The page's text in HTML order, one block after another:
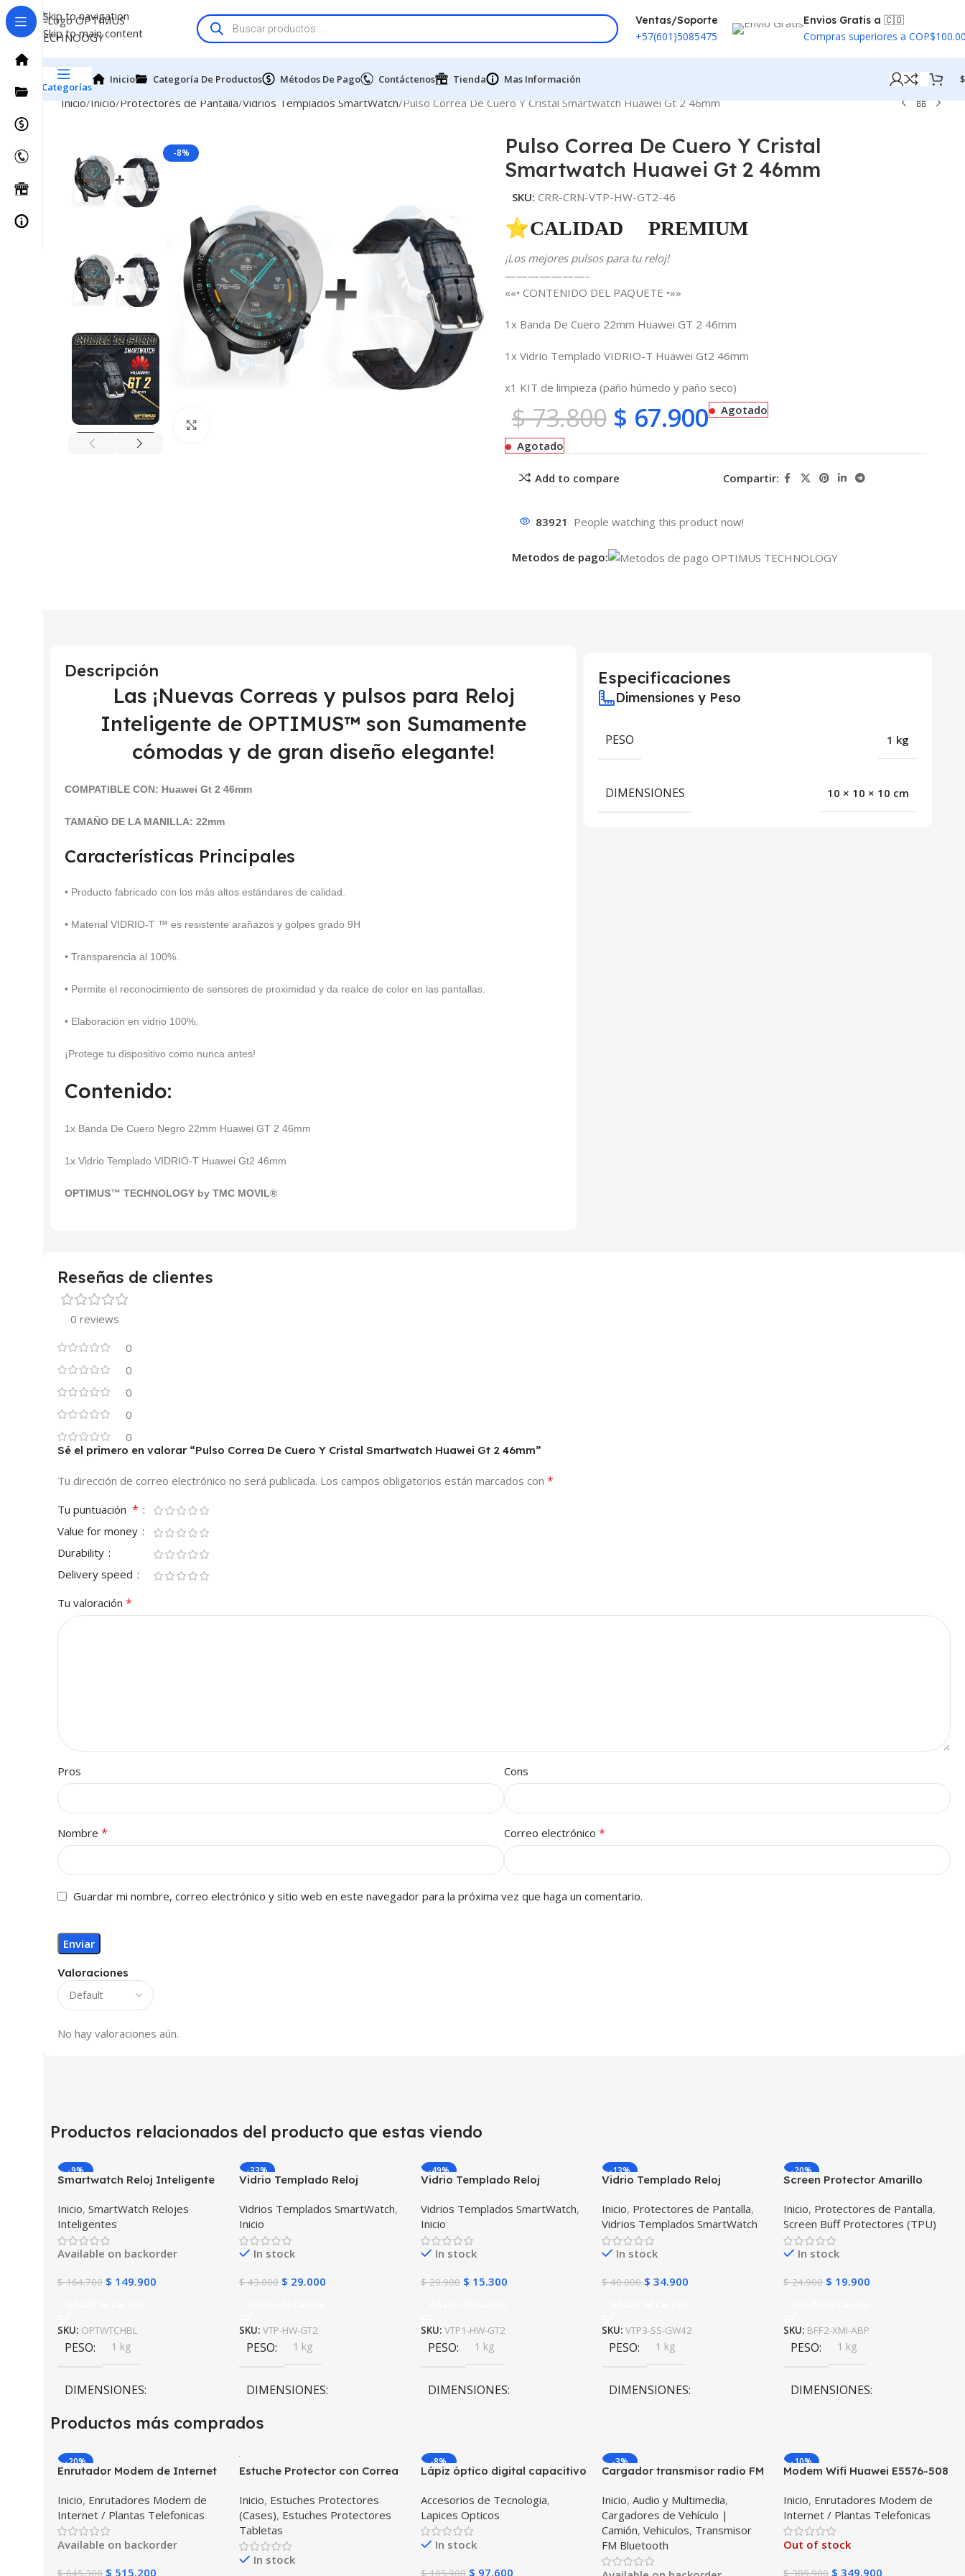
Skip to navigation
Skip to main content
Ventas/Soporte
+57(601)5085475
Envios Gratis a 🇨🇴
Compras superiores a
Categorías
Inicio Categoría De Productos Métodos De Pago Contáctenos Tienda Mas Información $
Inicio Inicio Protectores de Pantalla Vidrios Templados SmartWatch Pulso Correa De Cuero Y Cristal Smartwatch Huawei Gt 2 46mm
-8%
Pulso Correa De Cuero Y Cristal
Smartwatch Huawei Gt 2 46mm
SKU: CRR-CRN-VTP-HW-GT2-46
⭐CALIDAD PREMIUM
¡Los mejores pulsos para tu reloj!
———————-
««• CONTENIDO DEL PAQUETE •»»
1x Banda De Cuero 22mm Huawei GT 2 46mm
1x Vidrio Templado VIDRIO-T Huawei Gt2 46mm
x1 KIT de limpieza (paño húmedo y paño seco)
$73.800 $ 67.900 Agotado
Agotado
Add to compare Compartir:
83921 People watching this product now!
Metodos de pago:
Descripción
Las ¡Nuevas Correas y pulsos para Reloj
Inteligente de OPTIMUS™ son Sumamente
cómodas y de gran diseño elegante!
COMPATIBLE CON: Huawei Gt 2 46mm
TAMAÑO DE LA MANILLA: 22mm
Características Principales
• Producto fabricado con los más altos estándares de calidad.
• Material VIDRIO-T ™ es resistente arañazos y golpes grado 9H
• Transparencia al 100%.
• Permite el reconocimiento de sensores de proximidad y da realce de color en las pantallas.
• Elaboración en vidrio 100%.
¡Protege tu dispositivo como nunca antes!
Contenido:
1x Banda De Cuero Negro 22mm Huawei GT 2 46mm
1x Vidrio Templado VIDRIO-T Huawei Gt2 46mm
OPTIMUS™ TECHNOLOGY by TMC MOVIL®
Especificaciones
Dimensiones y Peso
PESO 1 kg
DIMENSIONES 10 × 10 × 10 cm
Reseñas de clientes
0 reviews
0
0
0
0
0
Valoraciones
No hay valoraciones aún.
Sé el primero en valorar “Pulso Correa De Cuero Y Cristal Smartwatch Huawei Gt 2 46mm”
Tu dirección de correo electrónico no será publicada. Los campos obligatorios están marcados con *
Tu puntuación *
Value for money
Durability
Delivery speed
Tu valoración *
Pros Cons
Nombre * Correo electrónico *
Guardar mi nombre, correo electrónico y sitio web en este navegador para la próxima vez que haga un comentario.
Productos relacionados del producto que estas viendo
-9%
Smartwatch Reloj Inteligente
W34 Iwo 10 12) Compatible
Android y iPhone
Inicio, SmartWatch Relojes
Inteligentes
Available on backorder
$164.700 $ 149.900
SKU: OPTWTCHBL
PESO 1 kg
DIMENSIONES
10 × 10 × 10 cm
-33%
Vidrio Templado Reloj
Huawei Gt2 46mm X2
Unidades
Vidrios Templados SmartWatch,
Inicio
In stock
$43.000 $ 29.000
SKU: VTP-HW-GT2
PESO 1 kg
DIMENSIONES
10 × 10 × 10 cm
-49%
Vidrio Templado Reloj
Huawei Gt2 46mm
Vidrios Templados SmartWatch,
Inicio
In stock
$29.900 $ 15.300
SKU: VTP1-HW-GT2
PESO 1 kg
DIMENSIONES
-13%
Vidrio Templado Reloj
X3 Unidades
Inicio, Protectores de Pantalla,
Vidrios Templados SmartWatch
In stock
$40.000 $ 34.900
SKU:VTP3-SS-GW42
PESO 1 kg
DIMENSIONES
-20%
Screen Protector Amarillo
Amazfit Bit X2 Unidades
Inicio, Protectores de Pantalla,
Screen Buff Protectores (TPU)
In stock
$24.900 $ 19.900
SKU: BFF2-XMI-ABP
PESO 1 kg
DIMENSIONES
Productos más comprados
-20%
Enrutador Modem de Internet
Operador 4G LTE SIMCARD
Inicio, Enrutadores Modem de
Internet / Plantas Telefonicas
Available on backorder
$645.300 $ 515.200
Estuche Protector con Correa
Galaxy Tab A8 10.5 2021 –
2022 SM-x200 SM-x205 Anti
golpes con soporte
Inicio, Estuches Protectores
(Cases), Estuches Protectores
Tabletas
In stock
-8%
Lápiz óptico digital capacitivo
con Android, iOS y Windows
para Tablets, Celulares y PC
Táctil
Accesorios de Tecnologia,
Lapices Opticos
In stock
$105.900 $ 97.600
-3%
Cargador transmisor radio FM
automóvil Vehículos Camiones
de tres puertos 2USB + 1Tipo C
OPTIMUS BT23
Inicio,Audio y Multimedia,
Cargadores de Vehículo |
Camión,Vehiculos, Transmisor
FM Bluetooth
-10%
Modem Wifi Huawei E5576-508
Operador
Inicio, Enrutadores Modem de
Internet / Plantas Telefonicas
Out of stock
$389.900 $ 349.900